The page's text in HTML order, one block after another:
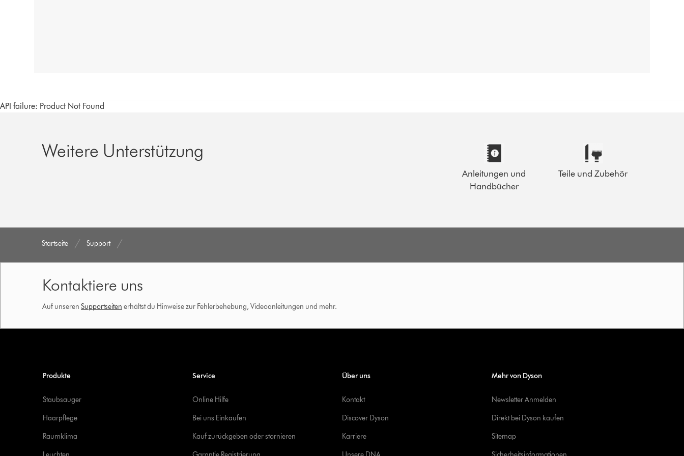
API failure: Product Not Found
Weitere Unterstützung
Anleitungen und
Handbücher
Teile und Zubehör
Startseite Support
Kontaktiere uns
Auf unseren Supportseiten erhältst du Hinweise zur Fehlerbehebung, Videoanleitungen und mehr.
Produkte
Staubsauger
Haarpflege
Raumklima
Service
Online Hilfe
Bei uns Einkaufen
Kauf zurückgeben oder stornieren
Über uns
Kontakt
Discover Dyson
Karriere
Mehr von Dyson
Newsletter Anmelden
Direkt bei Dyson kaufen
Sitemap